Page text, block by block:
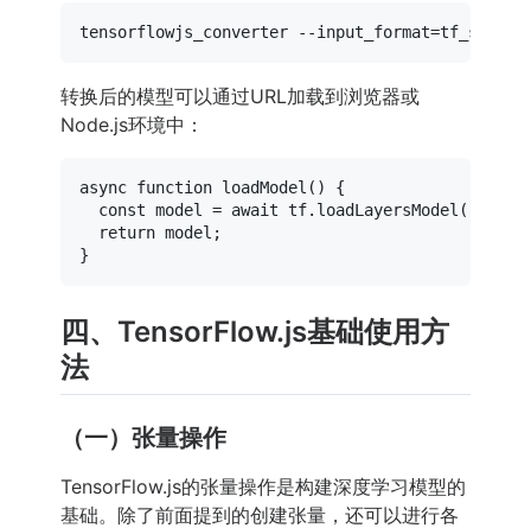
转换后的模型可以通过URL加载到浏览器或
Node.js环境中：
async function loadModel ( ) {
const model = await tf. loadLayersModel (
return model;
四、TensorFlow.js基础使用方
法
（一）张量操作
TensorFlow.js的张量操作是构建深度学习模型的
基础。除了前面提到的创建张量，还可以进行各